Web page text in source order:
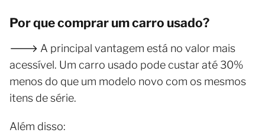
Por que comprar um carro usado?
🡒 A principal vantagem está no valor mais
acessível. Um carro usado pode custar até 30%
menos do que um modelo novo com os mesmos
itens de série.
Além disso: